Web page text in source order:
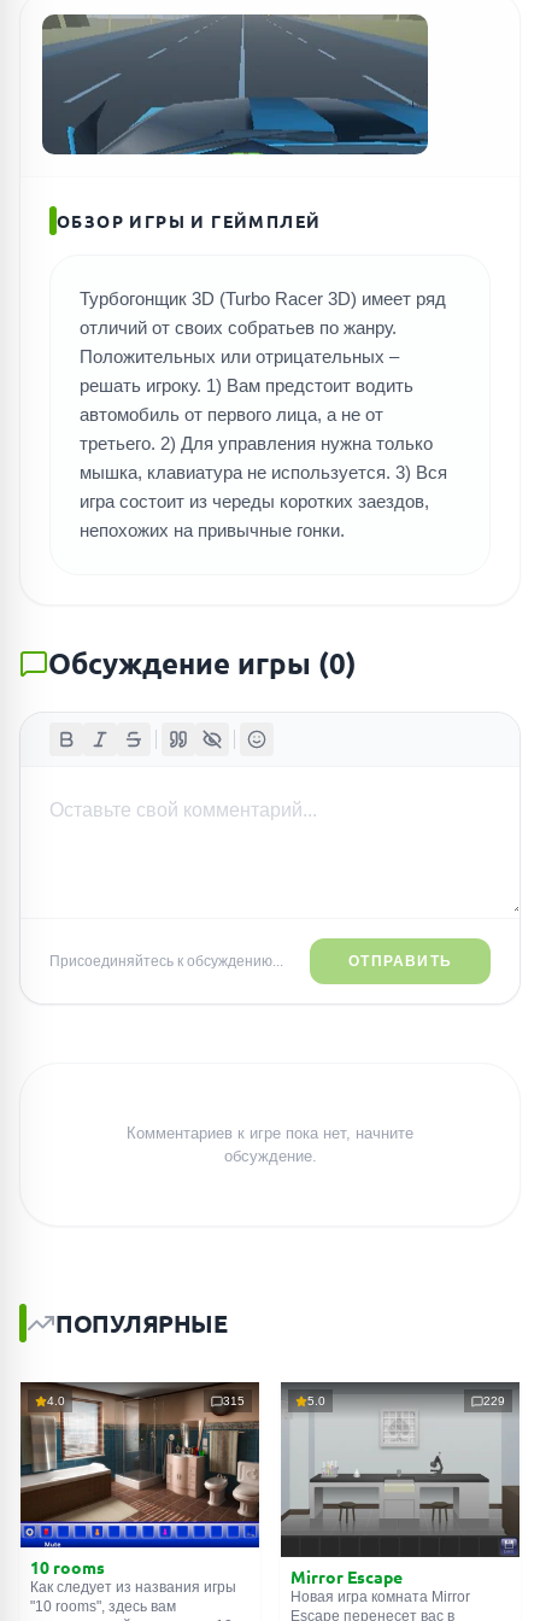
ОБЗОР ИГРЫ И ГЕЙМПЛЕЙ
Турбогонщик 3D (Turbo Racer 3D) имеет ряд
отличий от своих собратьев по жанру.
Положительных или отрицательных –
решать игроку. 1) Вам предстоит водить
автомобиль от первого лица, а не от
третьего. 2) Для управления нужна только
мышка, клавиатура не используется. 3) Вся
игра состоит из череды коротких заездов,
непохожих на привычные гонки.
Обсуждение игры (0)
Присоединяйтесь к обсуждению... ОТПРАВИТЬ
Комментариев к игре пока нет, начните
обсуждение.
ПОПУЛЯРНЫЕ
4.0 315
10 rooms
Как следует из названия игры
"10 rooms", здесь вам
5.0 229
Mirror Escape
Новая игра комната Mirror
Escape перенесет вас в